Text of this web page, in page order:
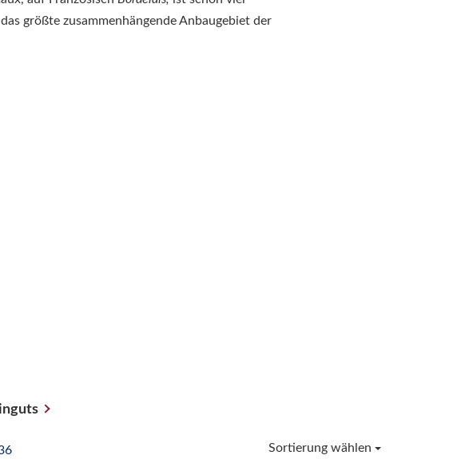
größte zusammenhängende Anbaugebiet der
Sortierung wählen